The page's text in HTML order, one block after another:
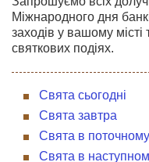
Міжнародного дня
заходів у вашому місті
святкових подіях.
Свята сьогодні
Свята завтра
Свята в поточному
Свята в